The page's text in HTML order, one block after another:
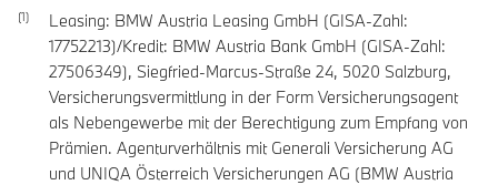
Leasing: BMW Austria Leasing GmbH (GISA-Zahl:
17752213)/Kredit: BMW Austria Bank GmbH (GISA-Zahl:
27506349), Siegfried-Marcus-Straße 24, 5020 Salzburg,
Versicherungsvermittlung in der Form Versicherungsagent
als Nebengewerbe mit der Berechtigung zum Empfang von
Prämien. Agenturverhältnis mit Generali Versicherung AG
und UNIQA Österreich Versicherungen AG (BMW Austria